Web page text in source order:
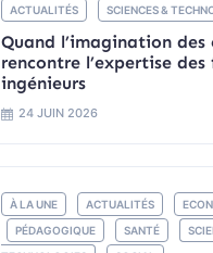
ACTUALITÉS SCIENCES &
Quand l’imagination des
rencontre l’expertise des
ingénieurs
24 JUIN 2026
À LA UNE ACTUALITÉS
PÉDAGOGIQUE
SANTÉ